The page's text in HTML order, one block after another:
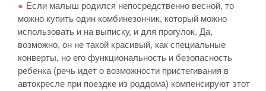
Если малыш родился непосредственно весной, то
можно купить один комбинезончик, который можно
использовать и на выписку, и для прогулок. Да,
возможно, он не такой красивый, как специальные
конверты, но его функциональность и безопасность
ребенка (речь идет о возможности пристегивания в
автокресле при поездке из роддома) компенсируют этот